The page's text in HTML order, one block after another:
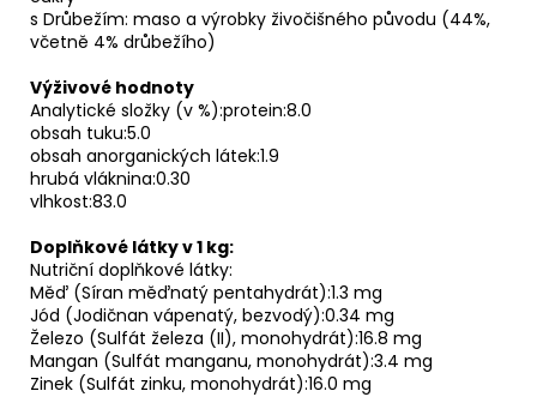
s Drůbežím: maso a výrobky živočišného původu (44%,
včetně 4% drůbežího)
Výživové hodnoty
Analytické složky (v %):protein:8.0
obsah tuku:5.0
obsah anorganických látek:1.9
hrubá vláknina:0.30
vlhkost:83.0
Doplňkové látky v 1 kg:
Nutriční doplňkové látky:
Měď (Síran měďnatý pentahydrát):1.3 mg
Jód (Jodičnan vápenatý, bezvodý):0.34 mg
Železo (Sulfát železa (II), monohydrát):16.8 mg
Mangan (Sulfát manganu, monohydrát):3.4 mg
Zinek (Sulfát zinku, monohydrát):16.0 mg